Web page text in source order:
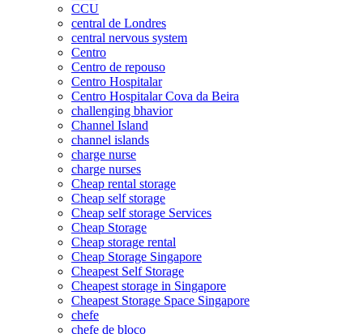
CCU
central de Londres
central nervous system
Centro
Centro de repouso
Centro Hospitalar
Centro Hospitalar Cova da Beira
challenging bhavior
Channel Island
channel islands
charge nurse
charge nurses
Cheap rental storage
Cheap self storage
Cheap self storage Services
Cheap Storage
Cheap storage rental
Cheap Storage Singapore
Cheapest Self Storage
Cheapest storage in Singapore
Cheapest Storage Space Singapore
chefe
chefe de bloco